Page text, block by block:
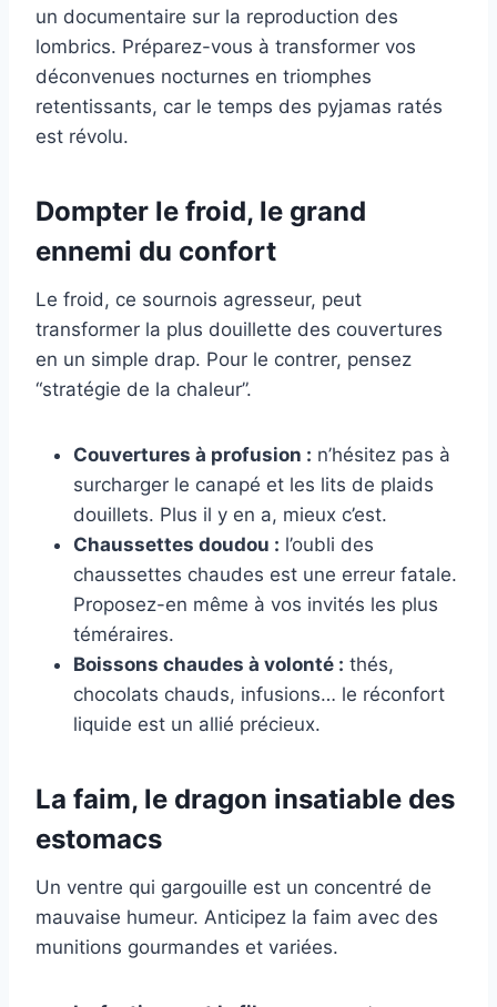
un documentaire sur la reproduction des
lombrics. Préparez-vous à transformer vos
déconvenues nocturnes en triomphes
retentissants, car le temps des pyjamas ratés
est révolu.
Dompter le froid, le grand
ennemi du confort
Le froid, ce sournois agresseur, peut
transformer la plus douillette des couvertures
en un simple drap. Pour le contrer, pensez
“stratégie de la chaleur”.
Couvertures à profusion : n’hésitez pas à
surcharger le canapé et les lits de plaids
douillets. Plus il y en a, mieux c’est.
Chaussettes doudou : l’oubli des
chaussettes chaudes est une erreur fatale.
Proposez-en même à vos invités les plus
téméraires.
Boissons chaudes à volonté : thés,
chocolats chauds, infusions… le réconfort
liquide est un allié précieux.
La faim, le dragon insatiable des
estomacs
Un ventre qui gargouille est un concentré de
mauvaise humeur. Anticipez la faim avec des
munitions gourmandes et variées.